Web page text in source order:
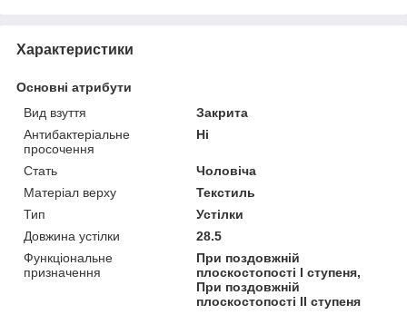
Характеристики
Основні атрибути
Вид взуття
Закрита
Антибактеріальне
просочення
Ні
Стать
Чоловіча
Матеріал верху
Текстиль
Тип
Устілки
Довжина устілки
28.5
Функціональне
призначення
При поздовжній
плоскостопості I ступеня,
При поздовжній
плоскостопості II ступеня